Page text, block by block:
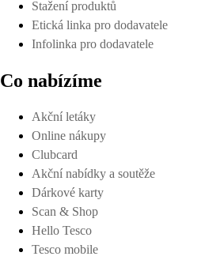
Stažení produktů
Etická linka pro dodavatele
Infolinka pro dodavatele
Co nabízíme
Akční letáky
Online nákupy
Clubcard
Akční nabídky a soutěže
Dárkové karty
Scan & Shop
Hello Tesco
Tesco mobile